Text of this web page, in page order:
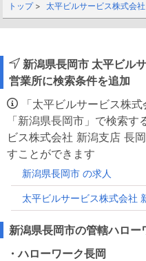
トップ 太平ビルサービス株式会
新潟県長岡市 太平ビル
営業所に検索条件を追加
「太平ビルサービス株
「新潟県長岡市」で検索
ビス株式会社 新潟支店 長
すことができます
新潟県長岡市 の求人
太平ビルサービス株式会社
新潟県長岡市の管轄ハロー
・ハローワーク長岡